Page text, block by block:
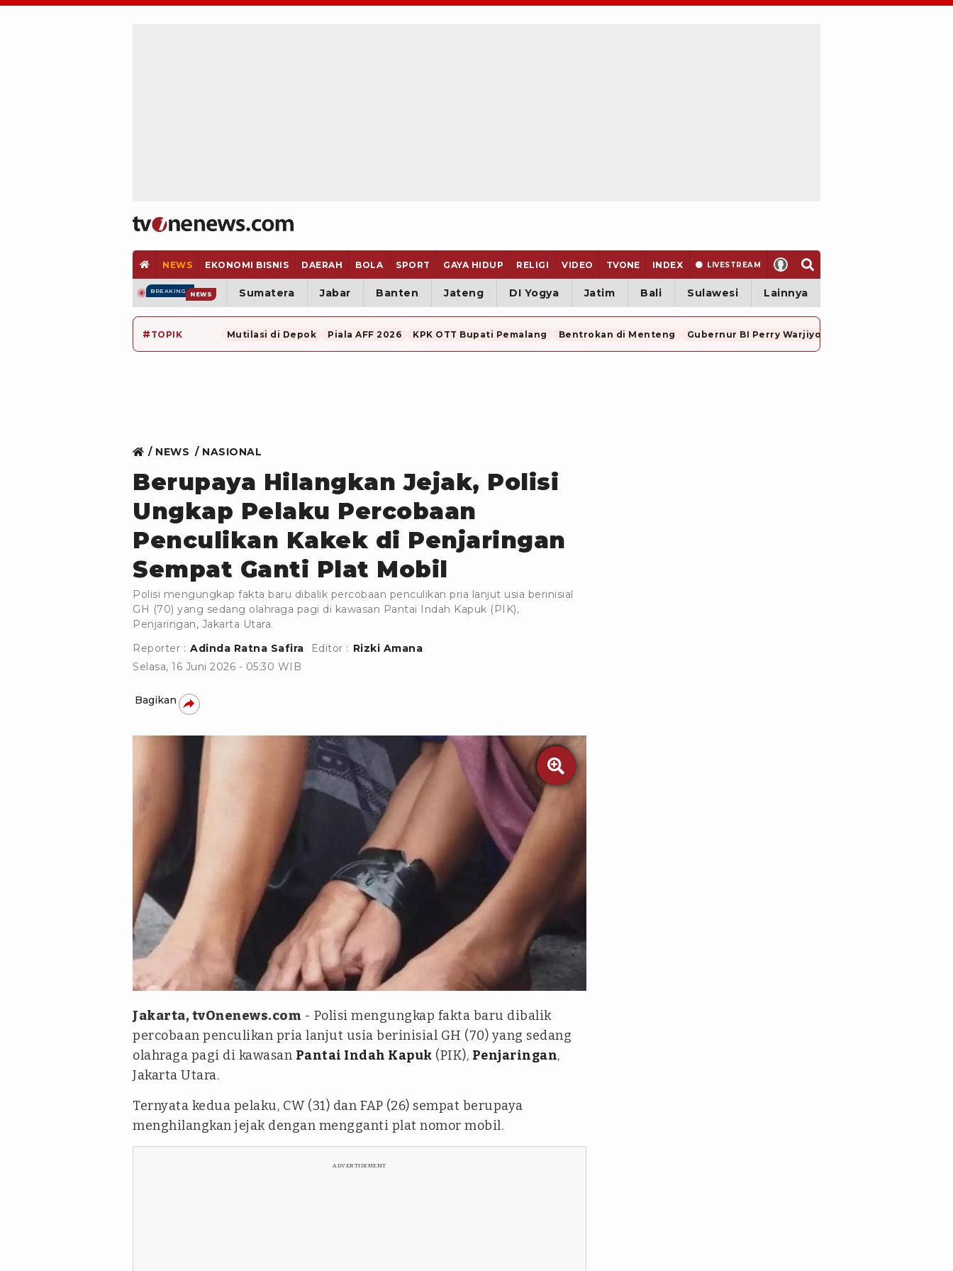
NEWS EKONOMI BISNIS DAERAH BOLA SPORT GAYA HIDUP RELIGI VIDEO TVONE INDEX LIVESTREAM
BREAKING NEWS Sumatera Jabar Banten Jateng DI Yogya Jatim Bali Sulawesi Lainnya
# TOPIK Mutilasi di Depok Piala AFF 2026 KPK OTT Bupati Pemalang Bentrokan di Menteng Gubernur BI Perry Warjiyo Mundur
NEWS NASIONAL
Berupaya Hilangkan Jejak, Polisi
Ungkap Pelaku Percobaan
Penculikan Kakek di Penjaringan
Sempat Ganti Plat Mobil
Polisi mengungkap fakta baru dibalik percobaan penculikan pria lanjut usia berinisial
GH (70) yang sedang olahraga pagi di kawasan Pantai Indah Kapuk (PIK),
Penjaringan, Jakarta Utara.
Reporter : Adinda Ratna Safira Editor : Rizki Amana
Selasa, 16 Juni 2026 - 05:30 WIB
Bagikan

Jakarta, tvOnenews.com - Polisi mengungkap fakta baru dibalik
percobaan penculikan pria lanjut usia berinisial GH (70) yang sedang
olahraga pagi di kawasan Pantai Indah Kapuk (PIK), Penjaringan,
Jakarta Utara.
Ternyata kedua pelaku, CW (31) dan FAP (26) sempat berupaya
menghilangkan jejak dengan mengganti plat nomor mobil.
ADVERTISEMENT